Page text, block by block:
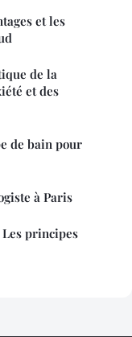
et les
de la
et des
de bain pour
à Paris
principes